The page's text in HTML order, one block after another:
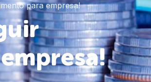
para empresa!